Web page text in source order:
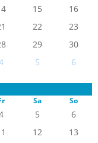
15
16
22
23
29
30
5 6
Sa So
5
6
12
13